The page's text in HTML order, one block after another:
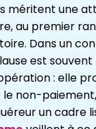
méritent une
au premier
Dans un
est
: elle
non-
un cadre